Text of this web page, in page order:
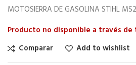
MOTOSIERRA DE GASOLINA STIHL
Producto no disponible a través
Comparar
Add to wishlist